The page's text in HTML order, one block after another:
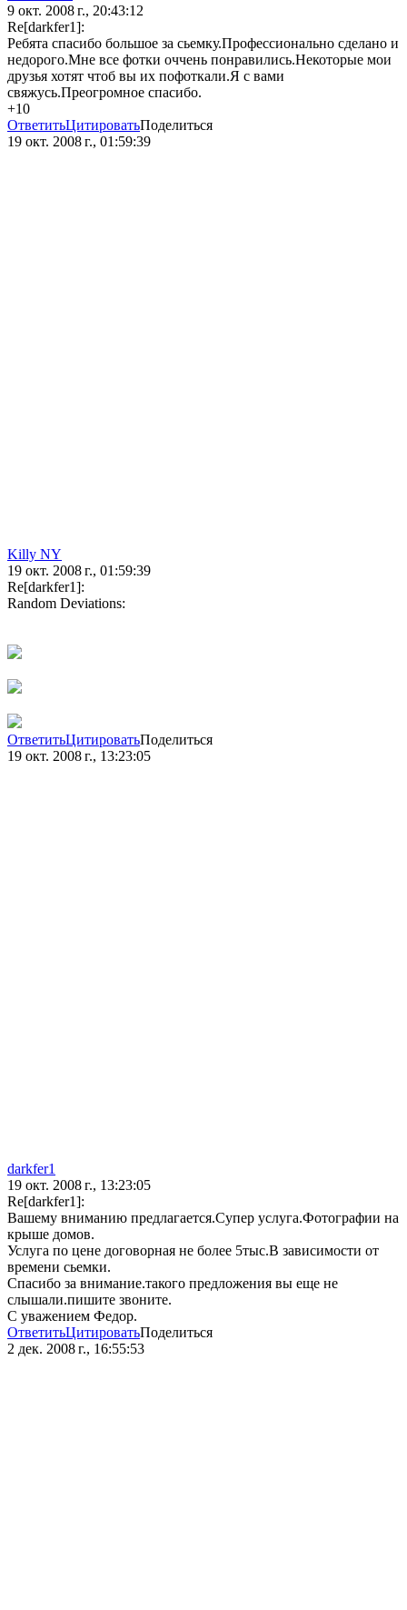
9 окт. 2008 г., 20:43:12
Re[darkfer1]:
Ребята спасибо большое за сьемку.Профессионально сделано и
недорого.Мне все фотки оччень понравились.Некоторые мои
друзья хотят чтоб вы их пофоткали.Я с вами
свяжусь.Преогромное спасибо.
+10
ОтветитьЦитироватьПоделиться
19 окт. 2008 г., 01:59:39
Killy NY
19 окт. 2008 г., 01:59:39
Re[darkfer1]:
Random Deviations:
ОтветитьЦитироватьПоделиться
19 окт. 2008 г., 13:23:05
darkfer1
19 окт. 2008 г., 13:23:05
Re[darkfer1]:
Вашему вниманию предлагается.Супер услуга.Фотографии на
крыше домов.
Услуга по цене договорная не более 5тыс.В зависимости от
времени сьемки.
Спасибо за внимание.такого предложения вы еще не
слышали.пишите звоните.
С уважением Федор.
ОтветитьЦитироватьПоделиться
2 дек. 2008 г., 16:55:53